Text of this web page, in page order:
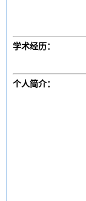
学术经历：
个人简介：